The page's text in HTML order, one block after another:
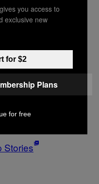
,Instagramund
Jennifer
wien
Stories
you access to
exclusive new
for $2
Plans
for free